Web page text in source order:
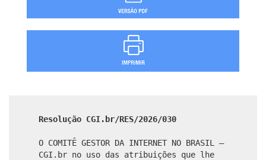
Resolução CGI.br/RES/2026/030
O COMITÊ GESTOR DA INTERNET NO BRASIL –
CGI.br no uso das atribuições que lhe